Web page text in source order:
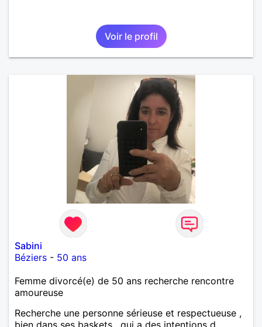
Voir le profil
Sabini
Béziers - 50 ans
Femme divorcé(e) de 50 ans recherche rencontre
amoureuse
Recherche une personne sérieuse et respectueuse ,
bien dans ses baskets , qui a des intentions d